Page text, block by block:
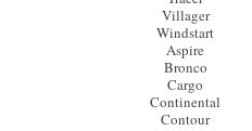
Villager
Windstart
Aspire
Bronco
Cargo
Continental
Contour